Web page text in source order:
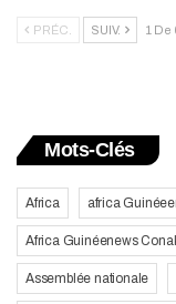
PRÉC. SUIV. 1 De
Mots-Clés
Africa africa
Africa Guinéenews
Assemblée nationale